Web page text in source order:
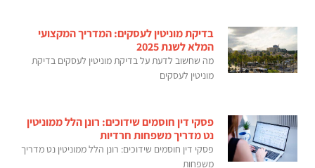
בדיקת מוניטין לעסקים: המדריך המקצועי
המלא לשנת 2025
מה שחשוב לדעת על בדיקת מוניטין לעסקים בדיקת
מוניטין לעסקים
פסקי דין חוסמים שידוכים: רונן הלל ממוניטין
נט מדריך משפחות חרדיות
פסקי דין חוסמים שידוכים: רונן הלל ממוניטין נט מדריך
משפחות